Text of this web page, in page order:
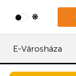
E-Városháza